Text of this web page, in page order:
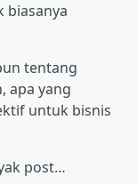
biasanya
tentang
apa yang
untuk bisnis
post…